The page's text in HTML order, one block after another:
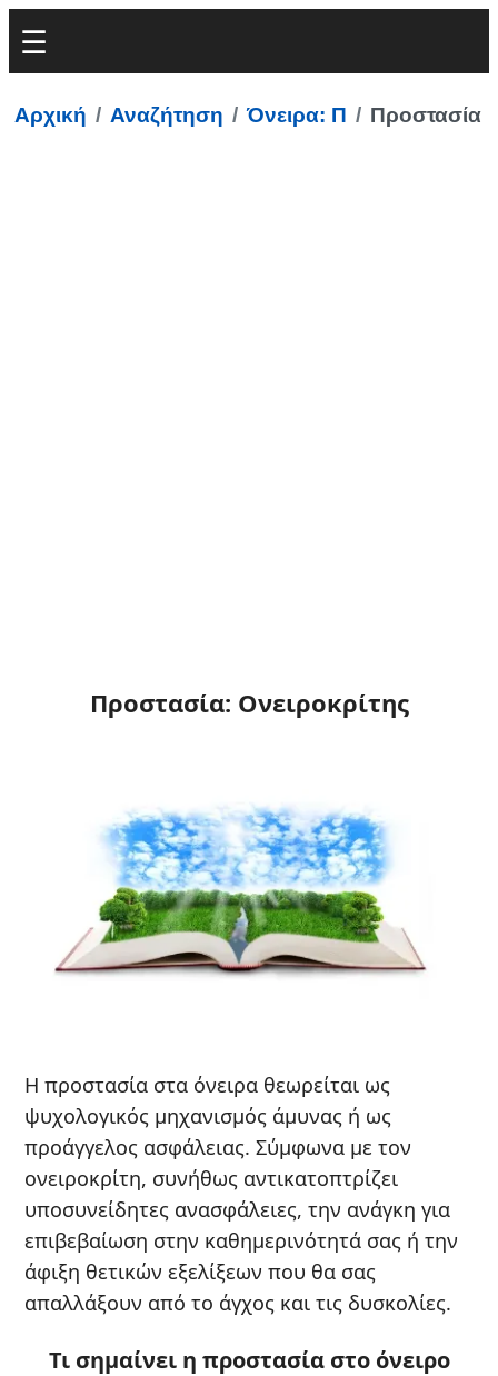
Αρχική Αναζήτηση Όνειρα: Π Προστασία
Προστασία: Ονειροκρίτης
Η προστασία στα όνειρα θεωρείται ως
ψυχολογικός μηχανισμός άμυνας ή ως
προάγγελος ασφάλειας. Σύμφωνα με τον
ονειροκρίτη, συνήθως αντικατοπτρίζει
υποσυνείδητες ανασφάλειες, την ανάγκη για
επιβεβαίωση στην καθημερινότητά σας ή την
άφιξη θετικών εξελίξεων που θα σας
απαλλάξουν από το άγχος και τις δυσκολίες.
Τι σημαίνει η προστασία στο όνειρο